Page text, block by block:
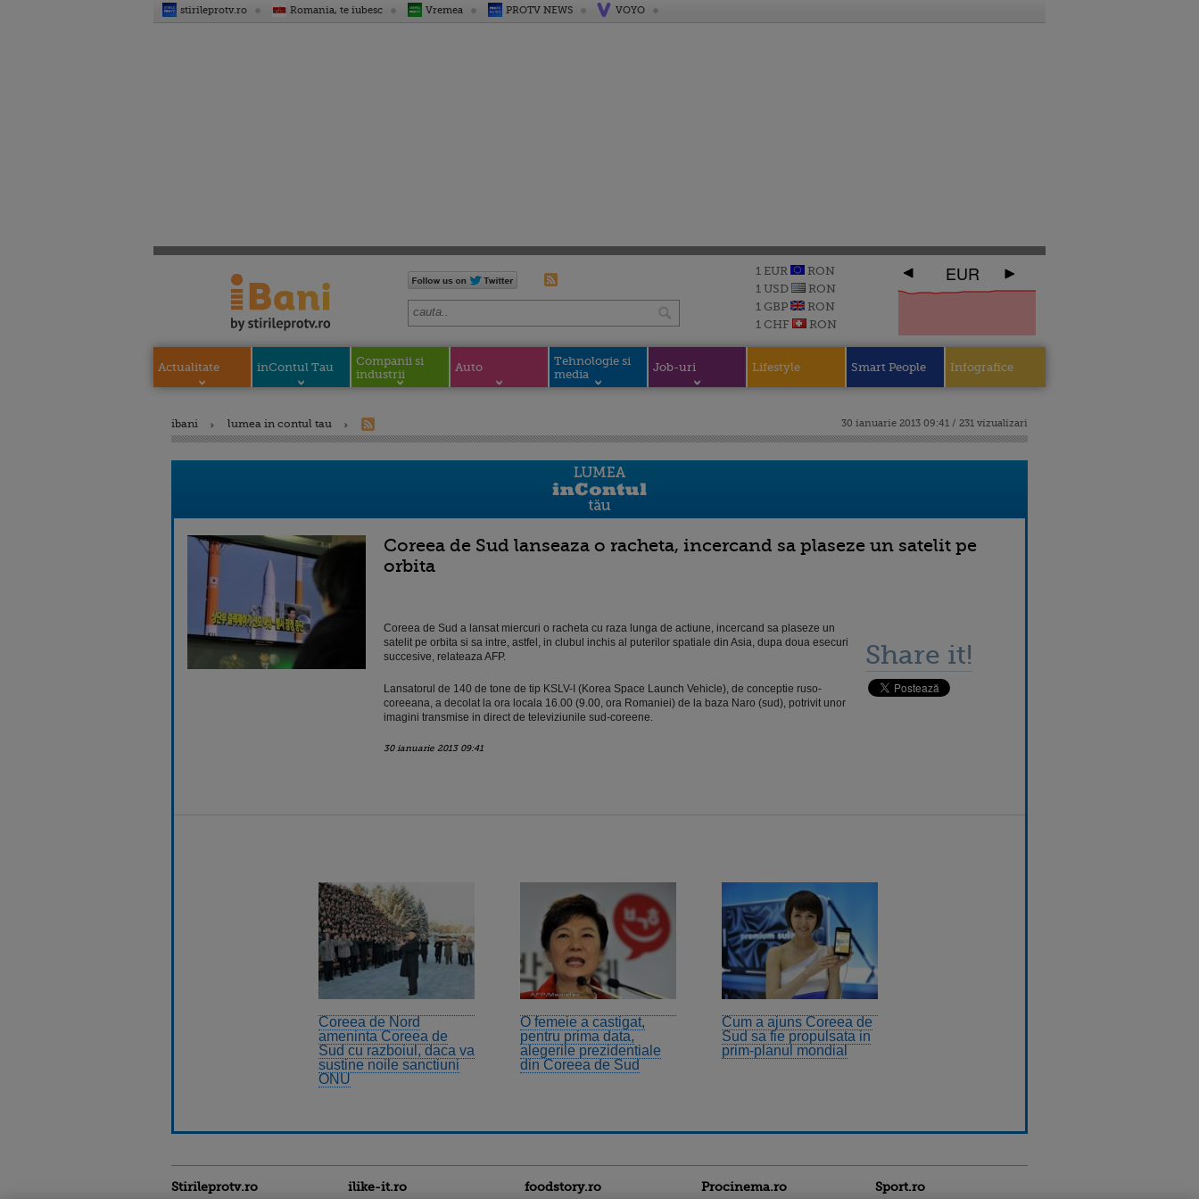
stirileprotv.ro Romania, te iubesc Vremea PROTV NEWS VOYO
1 EUR
RON
1 USD
RON
1 GBP
RON
1 CHF
RON
EUR
Actualitate inContul Tau
Companii si
industrii
Auto
Tehnologie si
media
Job-uri Lifestyle Smart People Infografice
ibani lumea in contul tau 30 ianuarie 2013 09:41 / 231 vizualizari
Coreea de Sud lanseaza o racheta, incercand sa plaseze un satelit pe
orbita
Coreea de Sud a lansat miercuri o racheta cu raza lunga de actiune, incercand sa plaseze un
satelit pe orbita si sa intre, astfel, in clubul inchis al puterilor spatiale din Asia, dupa doua esecuri
succesive, relateaza AFP.
Lansatorul de 140 de tone de tip KSLV-I (Korea Space Launch Vehicle), de conceptie ruso-
coreeana, a decolat la ora locala 16.00 (9.00, ora Romaniei) de la baza Naro (sud), potrivit unor
imagini transmise in direct de televiziunile sud-coreene.
30 ianuarie 2013 09:41
Share it!
Coreea de Nord
ameninta Coreea de
Sud cu razboiul, daca va
sustine noile sanctiuni
ONU
O femeie a castigat,
pentru prima data,
alegerile prezidentiale
din Coreea de Sud
Cum a ajuns Coreea de
Sud sa fie propulsata in
prim-planul mondial
Stirileprotv.ro ilike-it.ro foodstory.ro Procinema.ro Sport.ro